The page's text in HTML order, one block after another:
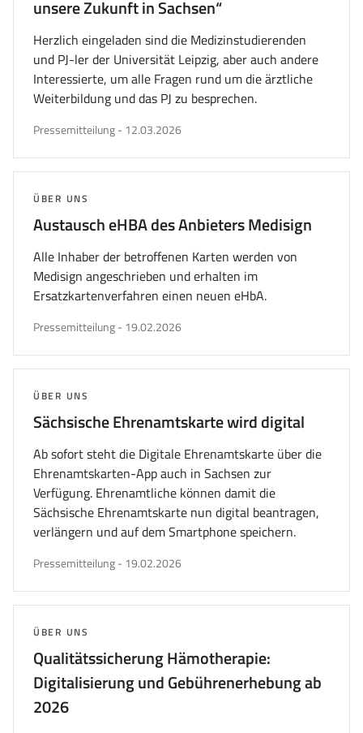
unsere Zukunft in Sachsen“
Herzlich eingeladen sind die Medizinstudierenden
und PJ-ler der Universität Leipzig, aber auch andere
Interessierte, um alle Fragen rund um die ärztliche
Weiterbildung und das PJ zu besprechen.
Pressemitteilungveröffentlicht
- 12.03.2026
Austausch eHBA des Anbieters Medisign
THEMA:
ÜBER UNS
Alle Inhaber der betroffenen Karten werden von
Medisign angeschrieben und erhalten im
Ersatzkartenverfahren einen neuen eHbA.
Pressemitteilungveröffentlicht
- 19.02.2026
Sächsische Ehrenamtskarte wird digital
THEMA:
ÜBER UNS
Ab sofort steht die Digitale Ehrenamtskarte über die
Ehrenamtskarten-App auch in Sachsen zur
Verfügung. Ehrenamtliche können damit die
Sächsische Ehrenamtskarte nun digital beantragen,
verlängern und auf dem Smartphone speichern.
Pressemitteilungveröffentlicht
- 19.02.2026
Qualitätssicherung Hämotherapie:
Digitalisierung und Gebührenerhebung ab
2026
THEMA:
ÜBER UNS